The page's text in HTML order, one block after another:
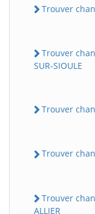
Trouver
Trouver
SUR-SIOULE
Trouver
Trouver
Trouver
ALLIER